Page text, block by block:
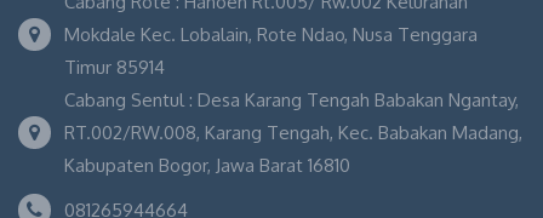
Mokdale Kec. Lobalain, Rote Ndao, Nusa Tenggara
Timur 85914
Cabang Sentul : Desa Karang Tengah Babakan Ngantay,
RT.002/RW.008, Karang Tengah, Kec. Babakan Madang,
Kabupaten Bogor, Jawa Barat 16810
081265944664